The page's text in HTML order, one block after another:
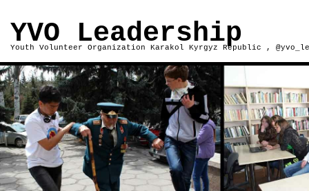
YVO Leadership
Youth Volunteer Organization Karakol Kyrgyz Republic ,